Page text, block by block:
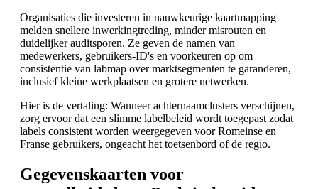
Organisaties die investeren in nauwkeurige kaartmapping
melden snellere inwerkingtreding, minder misrouten en
duidelijker auditsporen. Ze geven de namen van
medewerkers, gebruikers-ID's en voorkeuren op om
consistentie van labmap over marktsegmenten te garanderen,
inclusief kleine werkplaatsen en grotere netwerken.
Hier is de vertaling: Wanneer achternaamclusters verschijnen,
zorg ervoor dat een slimme labelbeleid wordt toegepast zodat
labels consistent worden weergegeven voor Romeinse en
Franse gebruikers, ongeacht het toetsenbord of de regio.
Gegevenskaarten voor